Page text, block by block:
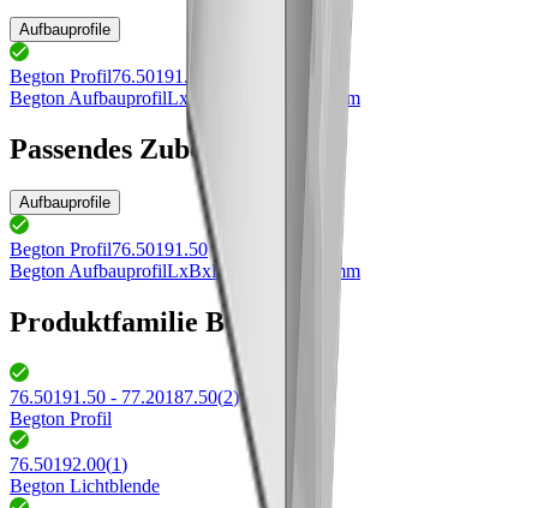
Aufbauprofile
Begton Profil76.50191.50
Begton AufbauprofilLxBxH 4000x14.4x9mm
Passendes Zubehör
Aufbauprofile
Begton Profil76.50191.50
Begton AufbauprofilLxBxH 4000x14.4x9mm
Produktfamilie Begton
76.50191.50 - 77.20187.50(2)
Begton Profil
76.50192.00(1)
Begton Lichtblende